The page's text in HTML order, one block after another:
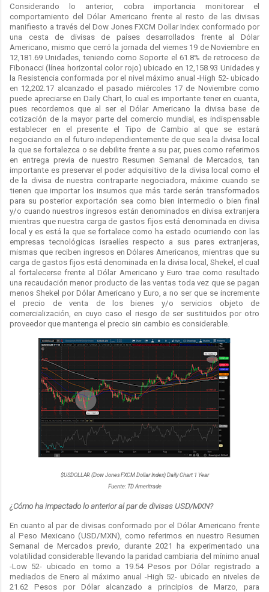
Considerando lo anterior, cobra importancia monitorear el
comportamiento del Dólar Americano frente al resto de las divisas
manifiesto a través del Dow Jones FXCM Dollar Index conformado por
una cesta de divisas de países desarrollados frente al Dólar
Americano, mismo que cerró la jornada del viernes 19 de Noviembre en
12,181.69 Unidades, teniendo como Soporte el 61.8% de retroceso de
Fibonacci (línea horizontal color rojo) ubicado en 12,158.93 Unidades y
la Resistencia conformada por el nivel máximo anual -High 52- ubicado
en 12,202.17 alcanzado el pasado miércoles 17 de Noviembre como
puede apreciarse en Daily Chart, lo cual es importante tener en cuanta,
pues recordemos que al ser el Dólar Americano la divisa base de
cotización de la mayor parte del comercio mundial, es indispensable
establecer en el presente el Tipo de Cambio al que se estará
negociando en el futuro independientemente de que sea la divisa local
la que se fortalezca o se debilite frente a su par, pues como referimos
en entrega previa de nuestro Resumen Semanal de Mercados, tan
importante es preservar el poder adquisitivo de la divisa local como el
de la divisa de nuestra contraparte negociadora, máxime cuando se
tienen que importar los insumos que más tarde serán transformados
para su posterior exportación sea como bien intermedio o bien final
y/o cuando nuestros ingresos están denominados en divisa extranjera
mientras que nuestra carga de gastos fijos está denominada en divisa
local y es está la que se fortalece como ha estado ocurriendo con las
empresas tecnológicas israelíes respecto a sus pares extranjeras,
mismas que reciben ingresos en Dólares Americanos, mientras que su
carga de gastos fijos está denominada en la divisa local, Shekel, el cual
al fortalecerse frente al Dólar Americano y Euro trae como resultado
una recaudación menor producto de las ventas toda vez que se pagan
menos Shekel por Dólar Americano y Euro, a no ser que se incremente
el precio de venta de los bienes y/o servicios objeto de
comercialización, en cuyo caso el riesgo de ser sustituidos por otro
proveedor que mantenga el precio sin cambio es considerable.
$USDOLLAR (Dow Jones FXCM Dollar Index) Daily Chart 1 Year
Fuente: TD Ameritrade
¿Cómo ha impactado lo anterior al par de divisas USD/MXN?
En cuanto al par de divisas conformado por el Dólar Americano frente
al Peso Mexicano (USD/MXN), como referimos en nuestro Resumen
Semanal de Mercados previo, durante 2021 ha experimentado una
volatilidad considerable llevando la paridad cambiaria del mínimo anual
-Low 52- ubicado en torno a 19.54 Pesos por Dólar registrado a
mediados de Enero al máximo anual -High 52- ubicado en niveles de
21.62 Pesos por Dólar alcanzado a principios de Marzo, para